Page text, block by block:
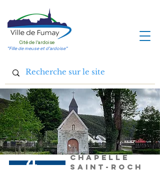
Cité de l'ardoise
"Fille de meuse et d'ardoise"
4
Chapelle
Saint-ROCH